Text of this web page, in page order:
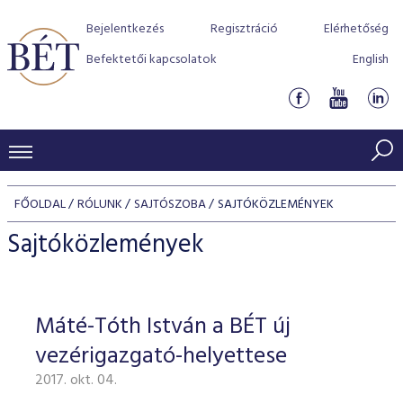
Bejelentkezés Regisztráció
Elérhetőség
Befektetői kapcsolatok
English
KERESKEDÉSI ADATOK
INDEXEK
Jelzáloglevél indexek
Vállalati kötvény indexek
Azonnali Piac
Részvények
Származékos piac
BEFEKTETŐK
Részvény szekció
Hitelpapír szekció
BÉT szabályzatok
Befektetővédelem
Alkalmazott díjstruktúra
Elszámolás
Részvény és vállalati kötvény tőzsdei bevezetését
program
BÉT Xtend - Részvénypiac egyszerűen
TŐZSDETAGOK
Tőzsdetagok, üzletkötők
VENDOROK
FŐOLDAL RÓLUNK SAJTÓSZOBA SAJTÓKÖZLEMÉNYEK
Sajtóközlemények
Máté-Tóth István a BÉT új
vezérigazgató-helyettese
2017. okt. 04.